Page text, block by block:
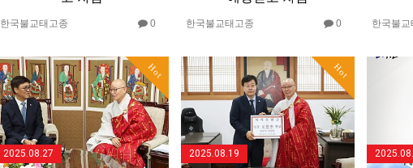
한국불교태고종 0 한국불교태고종 0 한국불교
Hot
2025.08.27
Hot
2025.08.19